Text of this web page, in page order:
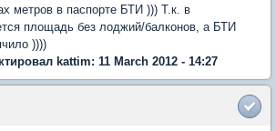
метров в паспорте БТИ ))) Т.к. в
площадь без лоджий/балконов, а БТИ
))))
kattim: 11 March 2012 - 14:27